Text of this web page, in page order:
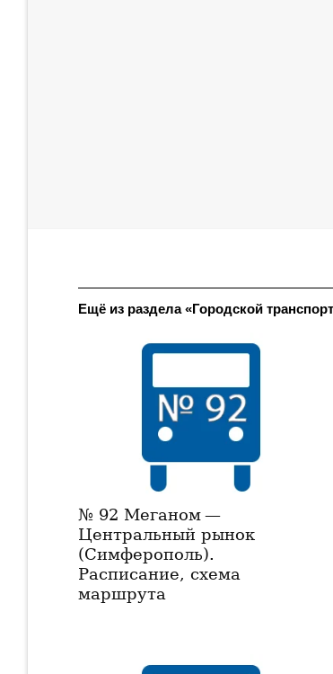
Ещё из раздела «Городской
№ 92 Меганом —
Центральный рынок
(Симферополь).
Расписание, схема
маршрута